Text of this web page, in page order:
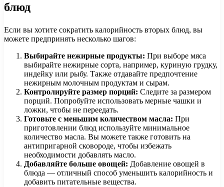
блюд
Если вы хотите сократить калорийность вторых блюд, вы
можете предпринять несколько шагов:
Выбирайте нежирные продукты: При выборе мяса
выбирайте нежирные сорта, например, куриную грудку,
индейку или рыбу. Также отдавайте предпочтение
нежирным молочным продуктам и сырам.
Контролируйте размер порций: Следите за размером
порций. Попробуйте использовать мерные чашки и
ложки, чтобы не переедать.
Готовьте с меньшим количеством масла: При
приготовлении блюд используйте минимальное
количество масла. Вы можете также готовить на
антипригарной сковороде, чтобы избежать
необходимости добавлять масло.
Добавляйте больше овощей: Добавление овощей в
блюда — отличный способ уменьшить калорийность и
добавить питательные вещества.